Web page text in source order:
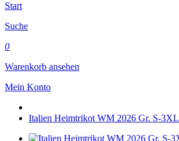
Start
Suche
0
Warenkorb ansehen
Mein Konto
Italien Heimtrikot WM 2026 Gr. S-3XL